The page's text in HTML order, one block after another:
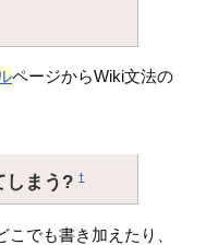
ページからWiki文法の
しまう?†
でも書き加えたり、